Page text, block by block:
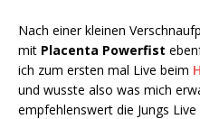
Nach einer kleinen
mit Placenta Powerfist
ich zum ersten mal Live beim
und wusste also was mich
empfehlenswert die Jungs